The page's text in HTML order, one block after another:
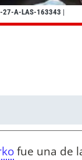
27-A-LAS-163343 |
fue una de